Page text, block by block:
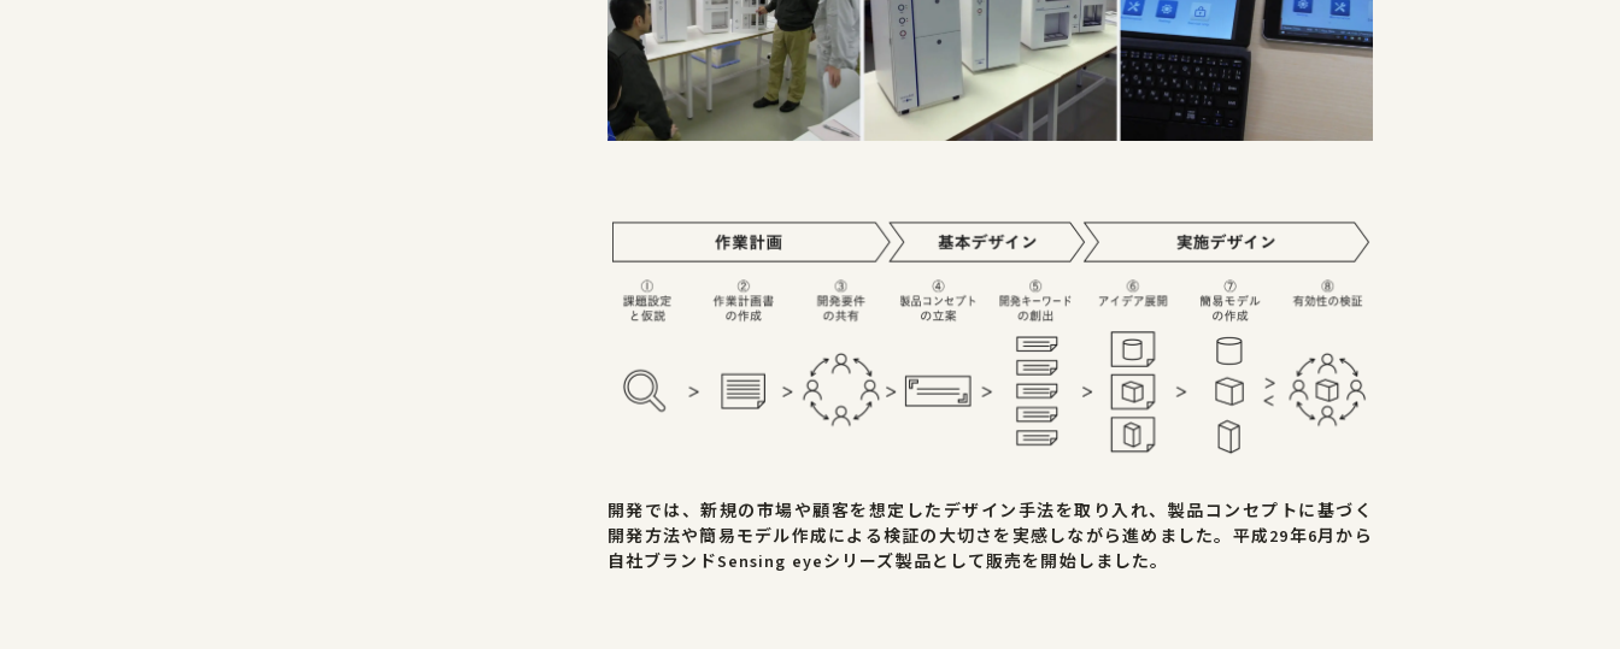
開発では、新規の市場や顧客を想定したデザイン手法を取り入れ、製品コンセプトに基づく
開発方法や簡易モデル作成による検証の大切さを実感しながら進めました。平成29年6月から
自社ブランドSensing eyeシリーズ製品として販売を開始しました。